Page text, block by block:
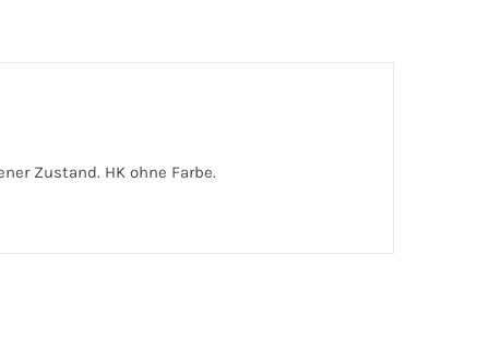
Zustand. HK ohne Farbe.